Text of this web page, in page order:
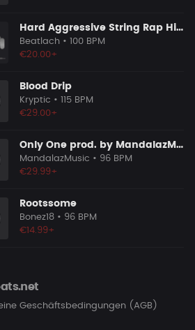
Hard Aggressive String Rap Hip Hop Instrumental
Beatlach • 100 BPM
€20.00+
Blood Drip
Kryptic • 115 BPM
€29.00+
Only One prod. by MandalazMusic
MandalazMusic • 96 BPM
€29.99+
Rootssome
Bonez18 • 96 BPM
€14.99+
Geschäftsbedingungen (AGB)